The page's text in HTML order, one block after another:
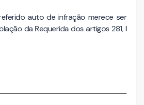
auto de infração merece ser
da Requerida dos artigos 281, I